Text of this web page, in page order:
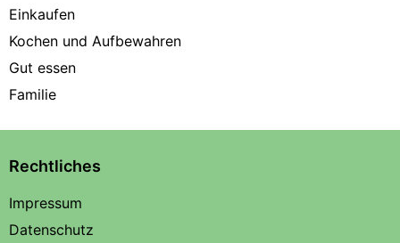
Einkaufen
Kochen und Aufbewahren
Gut essen
Familie
Rechtliches
Impressum
Datenschutz